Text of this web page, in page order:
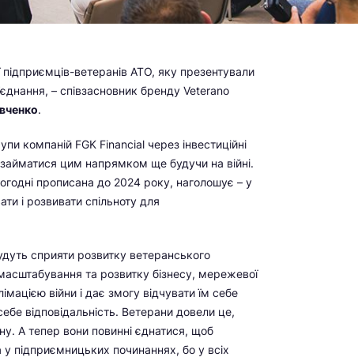
ветеранів АТО, яку презентували
– співзасновник бренду Veterano
.
компаній FGK Financial через інвестиційні
цим напрямком ще будучи на війні.
прописана до 2024 року, наголошує – у
і розвивати спільноту для
сприяти розвитку ветеранського
та розвитку бізнесу, мережевої
війни і дає змогу відчувати їм себе
відповідальність. Ветерани довели це,
А тепер вони повинні єднатися, щоб
підприємницьких починаннях, бо у всіх